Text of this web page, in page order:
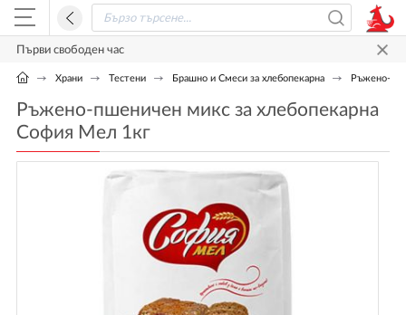
Първи свободен час
Храни Тестени Брашно и Смеси за хлебопекарна Ръжено-
Ръжено-пшеничен микс за хлебопекарна
София Мел 1кг